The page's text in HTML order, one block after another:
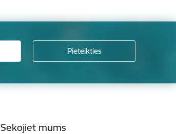
Sekojiet mums